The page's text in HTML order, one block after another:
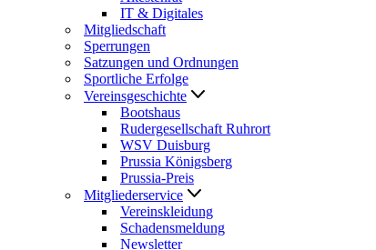
IT & Digitales
Mitgliedschaft
Sperrungen
Satzungen und Ordnungen
Sportliche Erfolge
Vereinsgeschichte
Bootshaus
Rudergesellschaft Ruhrort
WSV Duisburg
Prussia Königsberg
Prussia-Preis
Mitgliederservice
Vereinskleidung
Schadensmeldung
Newsletter